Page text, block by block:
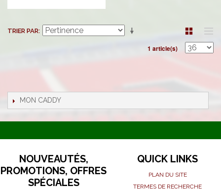
TRIER PAR
1 article(s)
MON CADDY
NOUVEAUTÉS,
PROMOTIONS, OFFRES
SPÉCIALES
QUICK LINKS
PLAN DU SITE
TERMES DE RECHERCHE